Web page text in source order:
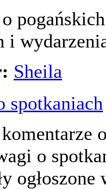
pogańskich
i
Sheila
spotkaniach
o
ogłoszone